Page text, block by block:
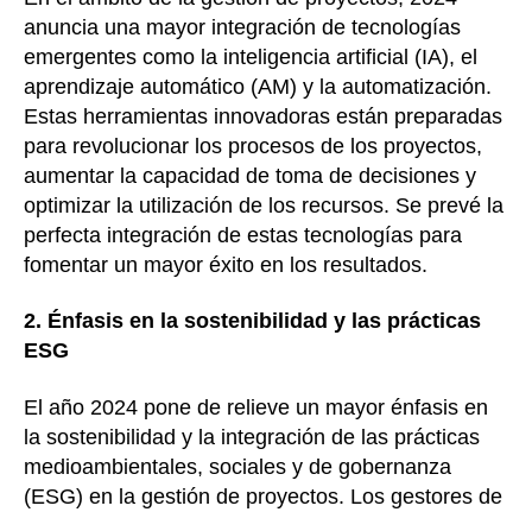
anuncia una mayor integración de tecnologías
emergentes como la inteligencia artificial (IA), el
aprendizaje automático (AM) y la automatización.
Estas herramientas innovadoras están preparadas
para revolucionar los procesos de los proyectos,
aumentar la capacidad de toma de decisiones y
optimizar la utilización de los recursos. Se prevé la
perfecta integración de estas tecnologías para
fomentar un mayor éxito en los resultados.
2. Énfasis en la sostenibilidad y las prácticas
ESG
El año 2024 pone de relieve un mayor énfasis en
la sostenibilidad y la integración de las prácticas
medioambientales, sociales y de gobernanza
(ESG) en la gestión de proyectos. Los gestores de